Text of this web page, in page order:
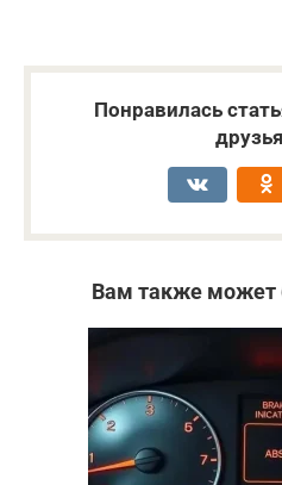
Понравилась
Вам также может